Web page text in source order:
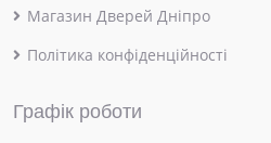
Магазин Дверей Дніпро
Політика конфіденційності
Графік роботи